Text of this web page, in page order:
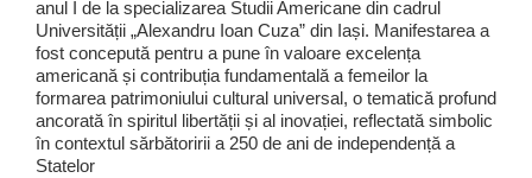
anul I de la specializarea Studii Americane din cadrul
Universității „Alexandru Ioan Cuza” din Iași. Manifestarea a
fost concepută pentru a pune în valoare excelența
americană și contribuția fundamentală a femeilor la
formarea patrimoniului cultural universal, o tematică profund
ancorată în spiritul libertății și al inovației, reflectată simbolic
în contextul sărbătoririi a 250 de ani de independență a
Statelor